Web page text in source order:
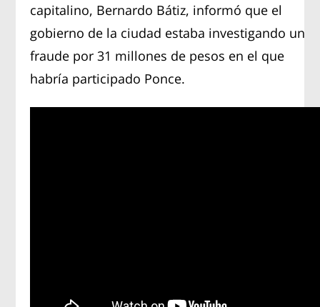
capitalino, Bernardo Bátiz, informó que el
gobierno de la ciudad estaba investigando un
fraude por 31 millones de pesos en el que
habría participado Ponce.